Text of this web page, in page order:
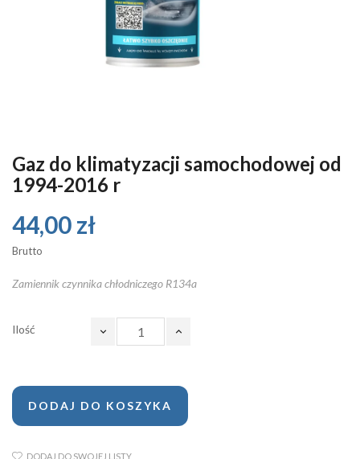
Gaz do klimatyzacji samochodowej od
1994-2016 r
44,00 zł
Brutto
Zamiennik czynnika chłodniczego R134a
Ilość
DODAJ DO KOSZYKA
DODAJ DO SWOJEJ LISTY